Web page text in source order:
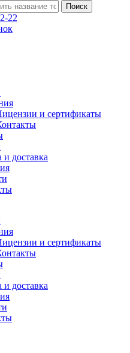
Поиск
22
и сертификаты
и доставка
и сертификаты
и доставка